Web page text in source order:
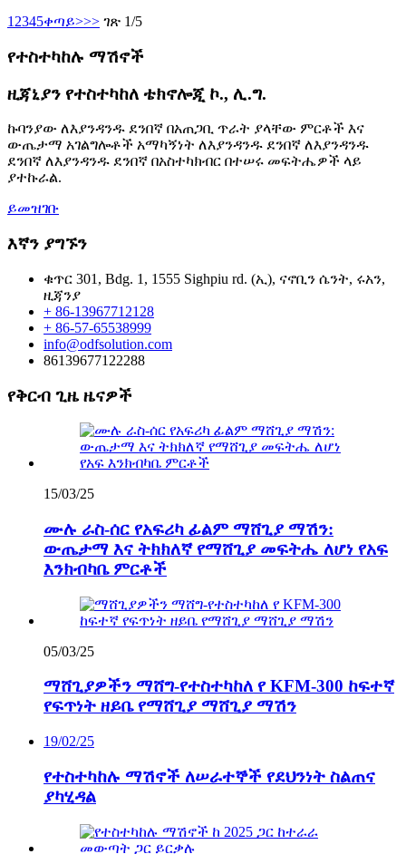
1 2345ቀጣይ>>> ገጽ 1/5
የተስተካከሉ ማሽኖች
ዚጃኒያን የተስተካከለ ቴክኖሎጂ ኮ., ሊ.ግ.
ኩባንያው ለእያንዳንዱ ደንበኛ በአጠጋቢ ጥራት ያላቸው ምርቶች እና
ውጤታማ አገልግሎቶች አማካኝነት ለእያንዳንዱ ደንበኛ ለእያንዳንዱ
ደንበኛ ለእያንዳንዱ ደንበኛ በአስተካክብር በተሠሩ መፍትሔዎች ላይ
ያተኩራል.
ይመዝገቡ
እኛን ያግኙን
ቁጥር 301, Bdg. 1, 1555 Sighpiu rd. (ኢ), ናኖቢን ሴንት, ሩአን,
ዚጃንያ
+ 86-13967712128
+ 86-57-65538999
info@odfsolution.com
86139677122288
የቅርብ ጊዜ ዜናዎች
15/03/25
ሙሉ ራስ-ሰር የአፍሪካ ፊልም ማሸጊያ ማሽን:
ውጤታማ እና ትክክለኛ የማሸጊያ መፍትሔ ለሆነ የአፍ
እንክብካቤ ምርቶች
05/03/25
ማሸጊያዎችን ማሸግ-የተስተካከለ የ KFM-300 ከፍተኛ
የፍጥነት ዘይቤ የማሸጊያ ማሸጊያ ማሽን
19/02/25
የተስተካከሉ ማሽኖች ለሠራተኞች የደህንነት ስልጠና
ያካሂዳል